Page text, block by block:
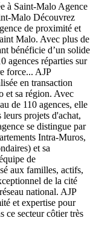
à Saint-Malo Agence
Malo Découvrez
de proximité et
Malo. Avec plus de
bénéficie d’un solide
agences réparties sur
force... AJP
en transaction
et sa région. Avec
de 110 agences, elle
leurs projets d'achat,
se distingue par
Intra-Muros,
et sa
de
aux familles, actifs,
de la cité
national. AJP
et expertise pour
ce secteur côtier très